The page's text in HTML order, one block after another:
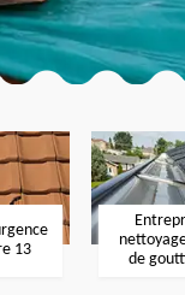
13
de